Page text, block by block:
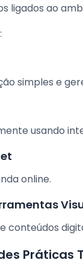
ligados ao
simples e
usando
online.
conteúdos